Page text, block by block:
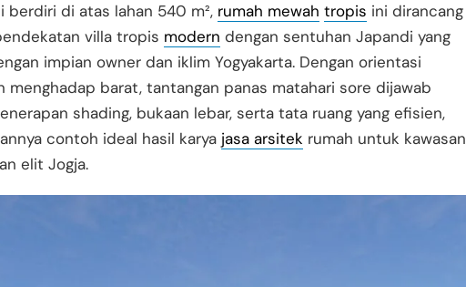
berdiri di atas lahan 540 m², rumah mewah tropis ini dirancang
villa tropis modern dengan sentuhan Japandi yang
impian owner dan iklim Yogyakarta. Dengan orientasi
menghadap barat, tantangan panas matahari sore dijawab
shading, bukaan lebar, serta tata ruang yang efisien,
contoh ideal hasil karya jasa arsitek rumah untuk kawasan
elit Jogja.